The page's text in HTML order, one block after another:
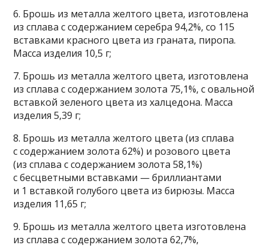
6. Брошь из металла желтого цвета, изготовлена
из сплава с содержанием серебра 94,2%, со 115
вставками красного цвета из граната, пиропа.
Масса изделия 10,5 г;
7. Брошь из металла желтого цвета, изготовлена
из сплава с содержанием золота 75,1%, с овальной
вставкой зеленого цвета из халцедона. Масса
изделия 5,39 г;
8. Брошь из металла желтого цвета (из сплава
с содержанием золота 62%) и розового цвета
(из сплава с содержанием золота 58,1%)
с бесцветными вставками — бриллиантами
и 1 вставкой голубого цвета из бирюзы. Масса
изделия 11,65 г;
9. Брошь из металла желтого цвета изготовлена
из сплава с содержанием золота 62,7%,